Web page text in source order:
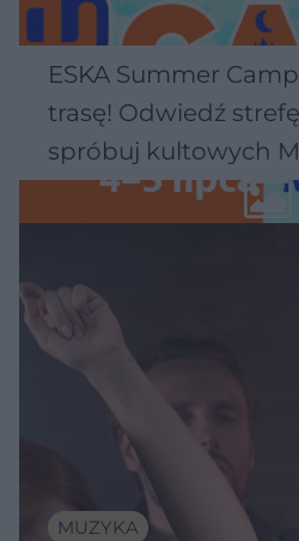
ESKA Summer
trasę! Odwiedź
spróbuj kultowych
Wawelu
MUZYKA